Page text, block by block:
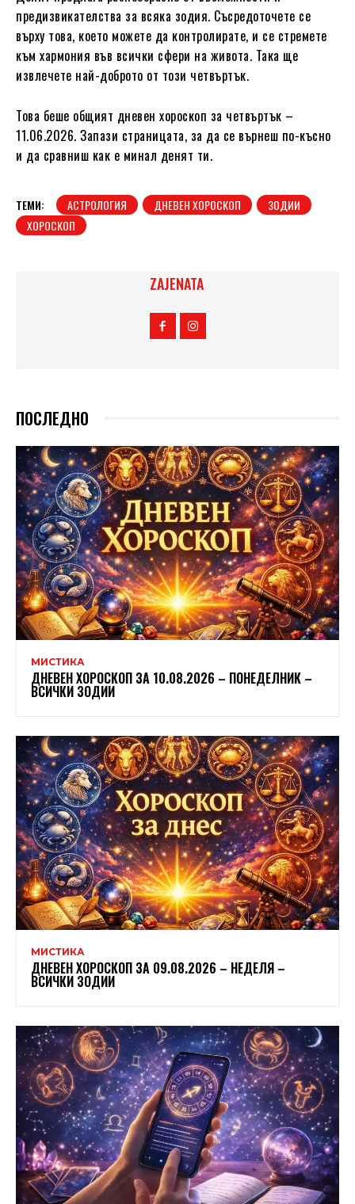
предизвикателства за всяка зодия. Съсредоточете се
върху това, което можете да контролирате, и се стремете
към хармония във всички сфери на живота. Така ще
извлечете най-доброто от този четвъртък.
Това беше общият дневен хороскоп за четвъртък –
11.06.2026. Запази страницата, за да се върнеш по-късно
и да сравниш как е минал денят ти.
ТЕМИ: АСТРОЛОГИЯ ДНЕВЕН ХОРОСКОП
ЗОДИИ
ХОРОСКОП
ZAJENATA
ПОСЛЕДНО
МИСТИКА
ДНЕВЕН ХОРОСКОП ЗА 10.08.2026 – ПОНЕДЕЛНИК –
ВСИЧКИ ЗОДИИ
МИСТИКА
ДНЕВЕН ХОРОСКОП ЗА 09.08.2026 – НЕДЕЛЯ –
ВСИЧКИ ЗОДИИ